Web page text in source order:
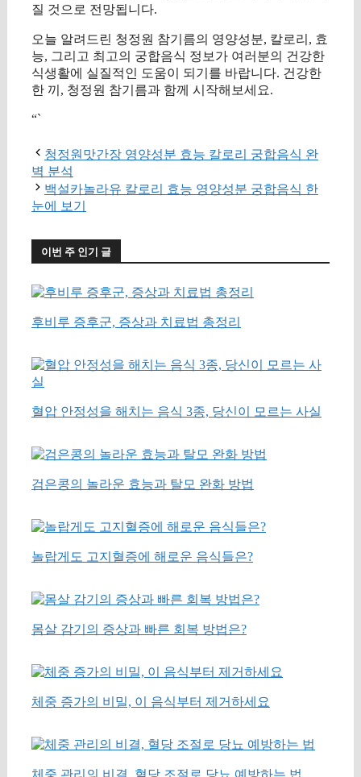
질 것으로 전망됩니다.
오늘 알려드린 청정원 참기름의 영양성분, 칼로리, 효
능, 그리고 최고의 궁합음식 정보가 여러분의 건강한
식생활에 실질적인 도움이 되기를 바랍니다. 건강한
한 끼, 청정원 참기름과 함께 시작해보세요.
“`
청정원맛간장 영양성분 효능 칼로리 궁합음식 완
벽 분석
백설카놀라유 칼로리 효능 영양성분 궁합음식 한
눈에 보기
이번 주 인기 글
후비루 증후군, 증상과 치료법 총정리
혈압 안정성을 해치는 음식 3종, 당신이 모르는 사실
검은콩의 놀라운 효능과 탈모 완화 방법
놀랍게도 고지혈증에 해로운 음식들은?
몸살 감기의 증상과 빠른 회복 방법은?
체중 증가의 비밀, 이 음식부터 제거하세요
체중 관리의 비결, 혈당 조절로 당뇨 예방하는 법